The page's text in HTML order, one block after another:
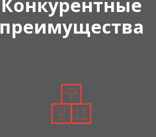
Конкурентные
преимущества